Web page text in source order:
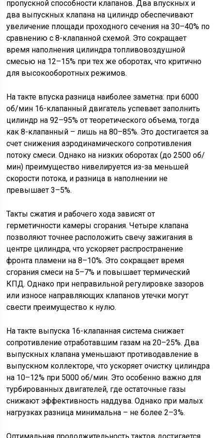
пропускной способности клапанов. Два впускных и
два выпускных клапана на цилиндр обеспечивают
увеличение площади проходного сечения на 30–40% по
сравнению с 8-клапанной схемой. Это сокращает
время наполнения цилиндра топливовоздушной
смесью на 12–15% при тех же оборотах, что критично
для высокооборотных режимов.
На такте впуска разница наиболее заметна: при 6000
об/мин 16-клапанный двигатель успевает заполнить
цилиндр на 92–95% от теоретического объема, тогда
как 8-клапанный – лишь на 80–85%. Это достигается за
счет снижения аэродинамического сопротивления
потоку смеси. Однако на низких оборотах (до 2500 об/
мин) преимущество нивелируется из-за меньшей
скорости потока, и разница в наполнении не
превышает 3–5%.
Такты сжатия и рабочего хода зависят от
герметичности камеры сгорания. Четыре клапана
позволяют точнее расположить свечу зажигания в
центре цилиндра, что ускоряет распространение
фронта пламени на 8–10%. Это сокращает время
сгорания смеси на 5–7% и повышает термический
КПД. Однако при неправильной регулировке зазоров
или износе направляющих клапанов утечки могут
свести преимущество к нулю.
На такте выпуска 16-клапанная система снижает
сопротивление отработавшим газам на 20–25%. Два
выпускных клапана уменьшают противодавление в
выпускном коллекторе, что ускоряет очистку цилиндра
на 10–12% при 5000 об/мин. Это особенно важно для
турбированных двигателей, где остаточные газы
снижают эффективность наддува. Однако при малых
нагрузках разница минимальна – не более 2–3%.